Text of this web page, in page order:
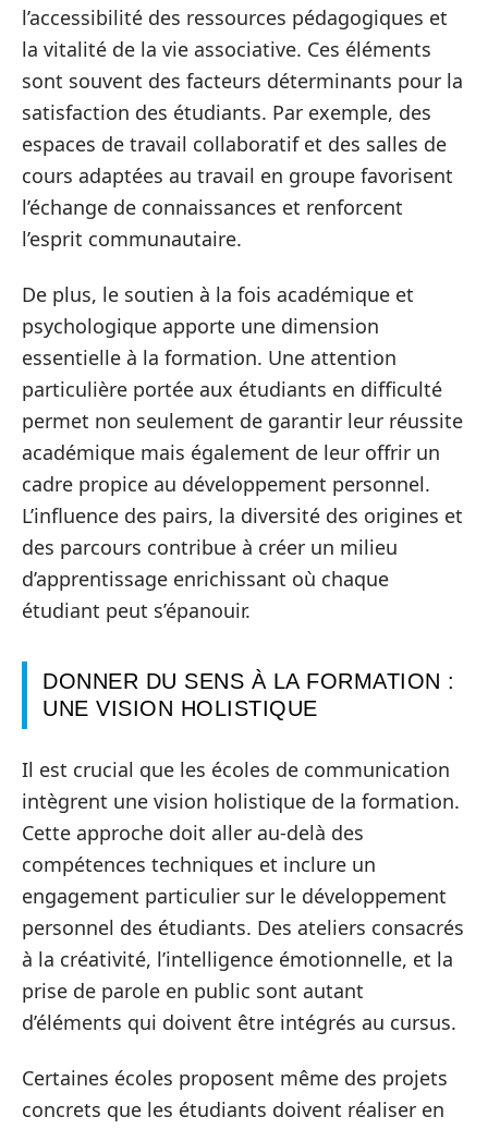
l’accessibilité des ressources pédagogiques et
la vitalité de la vie associative. Ces éléments
sont souvent des facteurs déterminants pour la
satisfaction des étudiants. Par exemple, des
espaces de travail collaboratif et des salles de
cours adaptées au travail en groupe favorisent
l’échange de connaissances et renforcent
l’esprit communautaire.
De plus, le soutien à la fois académique et
psychologique apporte une dimension
essentielle à la formation. Une attention
particulière portée aux étudiants en difficulté
permet non seulement de garantir leur réussite
académique mais également de leur offrir un
cadre propice au développement personnel.
L’influence des pairs, la diversité des origines et
des parcours contribue à créer un milieu
d’apprentissage enrichissant où chaque
étudiant peut s’épanouir.
DONNER DU SENS À LA FORMATION :
UNE VISION HOLISTIQUE
Il est crucial que les écoles de communication
intègrent une vision holistique de la formation.
Cette approche doit aller au-delà des
compétences techniques et inclure un
engagement particulier sur le développement
personnel des étudiants. Des ateliers consacrés
à la créativité, l’intelligence émotionnelle, et la
prise de parole en public sont autant
d’éléments qui doivent être intégrés au cursus.
Certaines écoles proposent même des projets
concrets que les étudiants doivent réaliser en